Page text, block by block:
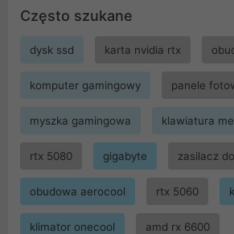
Często szukane
dysk ssd karta nvidia rtx
komputer gamingowy panele
myszka gamingowa klawiatura
rtx 5080 gigabyte zasilacz
obudowa aerocool rtx 5060
klimator onecool amd rx 6600